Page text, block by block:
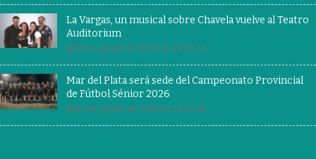
La Vargas, un musical sobre Chavela vuelve al Teatro
Auditorium
06 de agosto de 2026 às 19:19:12
Mar del Plata será sede del Campeonato Provincial
de Fútbol Sénior 2026
06 de agosto de 2026 às 19:15:58